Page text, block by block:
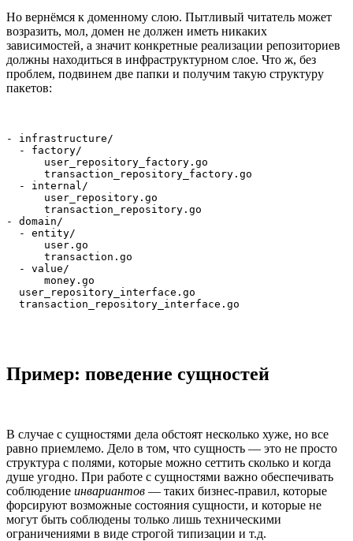
Но вернёмся к доменному слою. Пытливый читатель может
возразить, мол, домен не должен иметь никаких
зависимостей, а значит конкретные реализации репозиториев
должны находиться в инфраструктурном слое. Что ж, без
проблем, подвинем две папки и получим такую структуру
пакетов:
- infrastructure/
  - factory/
      user_repository_factory.go
      transaction_repository_factory.go
  - internal/
      user_repository.go
      transaction_repository.go
- domain/
  - entity/
      user.go
      transaction.go
  - value/
      money.go
  user_repository_interface.go
  transaction_repository_interface.go
Пример: поведение сущностей
В случае с сущностями дела обстоят несколько хуже, но все
равно приемлемо. Дело в том, что сущность — это не просто
структура с полями, которые можно сеттить сколько и когда
душе угодно. При работе с сущностями важно обеспечивать
соблюдение инвариантов — таких бизнес-правил, которые
форсируют возможные состояния сущности, и которые не
могут быть соблюдены только лишь техническими
ограничениями в виде строгой типизации и т.д.